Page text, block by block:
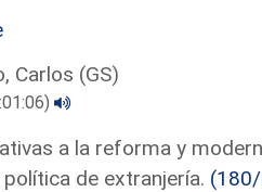
Carlos (GS)
a la reforma y
de extranjería.